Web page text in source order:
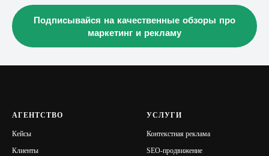
Подписывайся на качественные обзоры про
маркетинг и рекламу
АГЕНТСТВО
Кейсы
Клиенты
УСЛУГИ
Контекстная реклама
SEO-продвижение